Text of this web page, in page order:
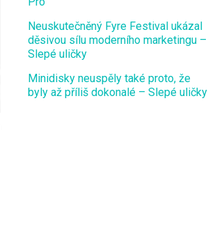
Neuskutečněný Fyre Festival ukázal
děsivou sílu moderního marketingu –
Slepé uličky
Minidisky neuspěly také proto, že
byly až příliš dokonalé – Slepé uličky